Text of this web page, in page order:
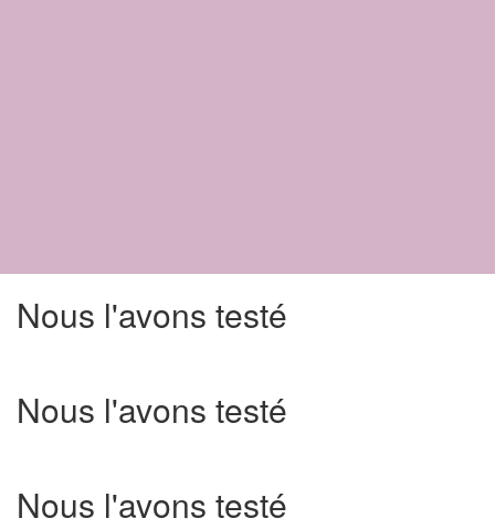
Nous l'avons testé
Nous l'avons testé
Nous l'avons testé